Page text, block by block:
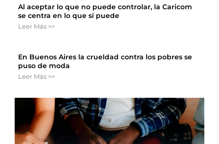
Al aceptar lo que no puede controlar, la Caricom
se centra en lo que sí puede
Leer Más >>
En Buenos Aires la crueldad contra los pobres se
puso de moda
Leer Más >>